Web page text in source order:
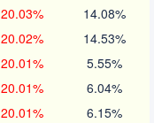
20.03% 14.08%
20.02% 14.53%
20.01% 5.55%
20.01% 6.04%
20.01% 6.15%